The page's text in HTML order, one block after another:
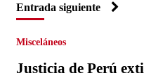
Entrada siguiente
Misceláneos
Justicia de Perú